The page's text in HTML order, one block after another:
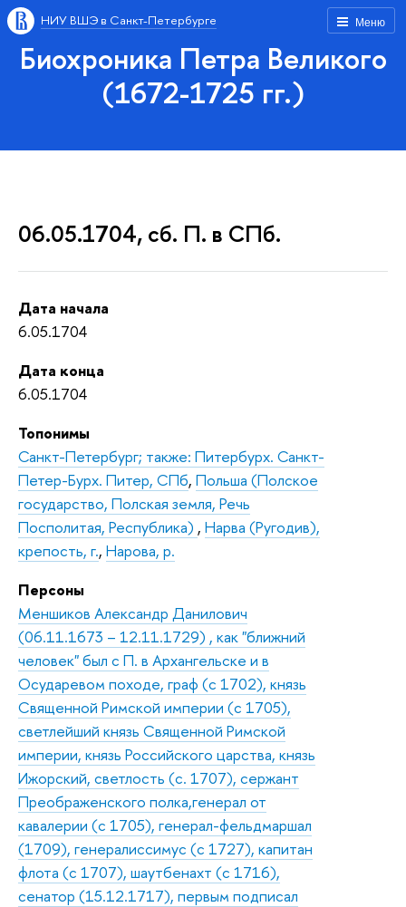
Меню
НИУ ВШЭ в Санкт-Петербурге
Биохроника Петра Великого
(1672-1725 гг.)
06.05.1704, сб. П. в СПб.
Дата начала
6.05.1704
Дата конца
6.05.1704
Топонимы
Санкт-Петербург; также: Питербурх. Санкт-
Петер-Бурх. Питер, СПб, Польша (Полское
государство, Полская земля, Речь
Посполитая, Республика) , Нарва (Ругодив),
крепость, г., Нарова, р.
Персоны
Меншиков Александр Данилович
(06.11.1673 – 12.11.1729) , как "ближний
человек" был с П. в Архангельске и в
Осударевом походе, граф (с 1702), князь
Священной Римской империи (с 1705),
светлейший князь Священной Римской
империи, князь Российского царства, князь
Ижорский, светлость (с. 1707), сержант
Преображенского полка,генерал от
кавалерии (с 1705), генерал-фельдмаршал
(1709), генералиссимус (с 1727), капитан
флота (с 1707), шаутбенахт (с 1716),
сенатор (15.12.1717), первым подписал